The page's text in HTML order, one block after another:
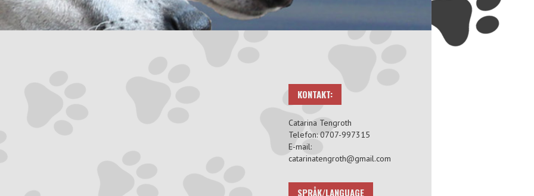
KONTAKT:
Catarina Tengroth
Telefon: 0707-997315
E-mail:
catarinatengroth@gmail.com
SPRÅK/LANGUAGE